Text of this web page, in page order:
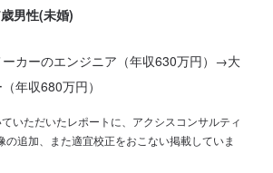
男性(未婚)
カーのエンジニア（年収630万円）→大
年収680万円）
いただいたレポートに、アクシスコンサルティ
の追加、また適宜校正をおこない掲載していま